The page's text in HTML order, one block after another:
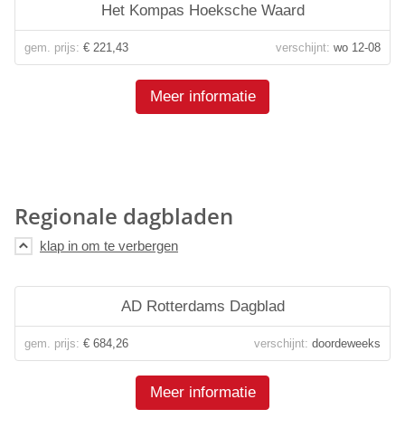
Het Kompas Hoeksche Waard
gem. prijs: € 221,43 verschijnt: wo 12-08
Meer informatie
Regionale dagbladen
AD Rotterdams Dagblad
gem. prijs: € 684,26 verschijnt: doordeweeks
Meer informatie